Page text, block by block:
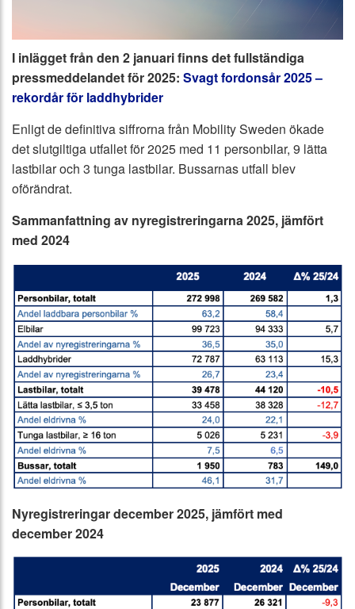
I inlägget från den 2 januari finns det fullständiga
pressmeddelandet för 2025: Svagt fordonsår 2025 –
rekordår för laddhybrider
Enligt de definitiva siffrorna från Mobility Sweden ökade
det slutgiltiga utfallet för 2025 med 11 personbilar, 9 lätta
lastbilar och 3 tunga lastbilar. Bussarnas utfall blev
oförändrat.
Sammanfattning av nyregistreringarna 2025, jämfört
med 2024
Nyregistreringar december 2025, jämfört med
december 2024